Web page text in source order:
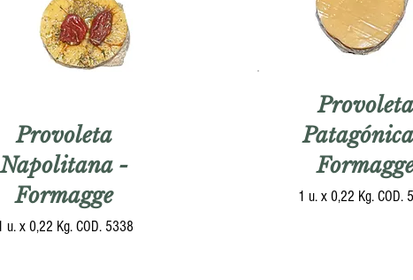
Provoleta
Napolitana -
Formagge
u. x 0,22 Kg. COD. 5338
Provoleta
1 u. x 0,22 Kg. COD.